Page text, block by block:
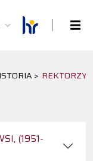
> REKTORZY
(1951-